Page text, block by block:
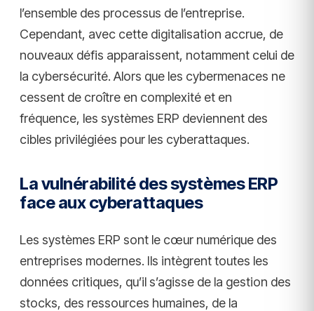
l’ensemble des processus de l’entreprise.
Cependant, avec cette digitalisation accrue, de
nouveaux défis apparaissent, notamment celui de
la cybersécurité. Alors que les cybermenaces ne
cessent de croître en complexité et en
fréquence, les systèmes ERP deviennent des
cibles privilégiées pour les cyberattaques.
La vulnérabilité des systèmes ERP
face aux cyberattaques
Les systèmes ERP sont le cœur numérique des
entreprises modernes. Ils intègrent toutes les
données critiques, qu’il s’agisse de la gestion des
stocks, des ressources humaines, de la